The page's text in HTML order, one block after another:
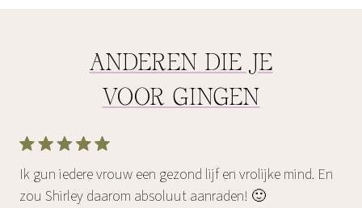
ANDEREN DIE JE
VOOR GINGEN
Ik gun iedere vrouw een gezond lijf en vrolijke mind. En
zou Shirley daarom absoluut aanraden! 🙂